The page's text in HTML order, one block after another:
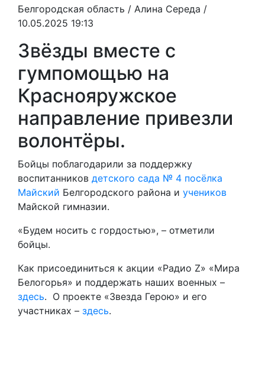
Белгородская область / Алина Середа /
10.05.2025 19:13
Звёзды вместе с
гумпомощью на
Краснояружское
направление привезли
волонтёры.
Бойцы поблагодарили за поддержку
воспитанников детского сада № 4 посёлка
Майский Белгородского района и учеников
Майской гимназии.
«Будем носить с гордостью», – отметили
бойцы.
Как присоединиться к акции «Радио Z» «Мира
Белогорья» и поддержать наших военных –
здесь. О проекте «Звезда Герою» и его
участниках – здесь.